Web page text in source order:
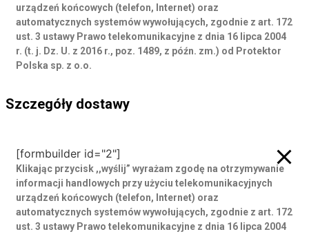
urządzeń końcowych (telefon, Internet) oraz
automatycznych systemów wywołujących, zgodnie z art. 172
ust. 3 ustawy Prawo telekomunikacyjne z dnia 16 lipca 2004
r. (t. j. Dz. U. z 2016 r., poz. 1489, z późn. zm.) od Protektor
Polska sp. z o.o.
Szczegóły dostawy
[formbuilder id="2"]
Klikając przycisk ,,wyślij” wyrażam zgodę na otrzymywanie
informacji handlowych przy użyciu telekomunikacyjnych
urządzeń końcowych (telefon, Internet) oraz
automatycznych systemów wywołujących, zgodnie z art. 172
ust. 3 ustawy Prawo telekomunikacyjne z dnia 16 lipca 2004